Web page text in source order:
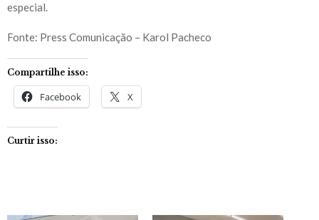
especial.
Fonte: Press Comunicação – Karol Pacheco
Compartilhe isso:
Facebook X
Curtir isso: